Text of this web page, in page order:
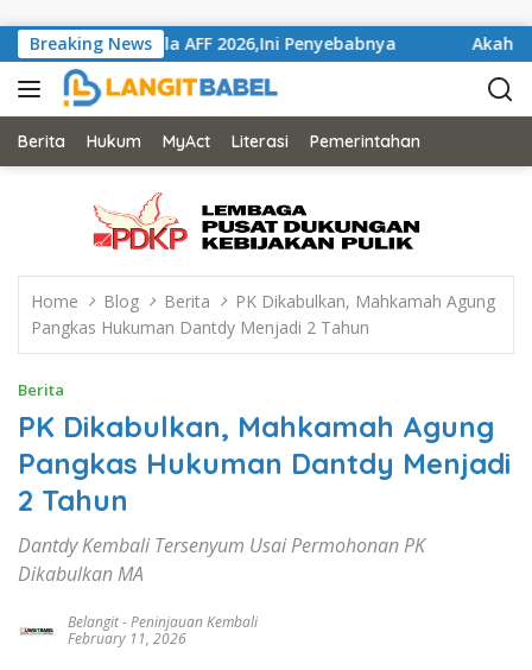
Breaking News
Gelaran Piala AFF 2026,Ini Penyebabnya Akahkan
Berita Hukum MyAct Literasi Pemerintahan
Home Blog Berita
PK Dikabulkan, Mahkamah Agung
Pangkas Hukuman Dantdy Menjadi 2 Tahun
Berita
PK Dikabulkan, Mahkamah Agung
Pangkas Hukuman Dantdy Menjadi
2 Tahun
Dantdy Kembali Tersenyum Usai Permohonan PK
Dikabulkan MA
Belangit-Peninjauan Kembali
February 11, 2026